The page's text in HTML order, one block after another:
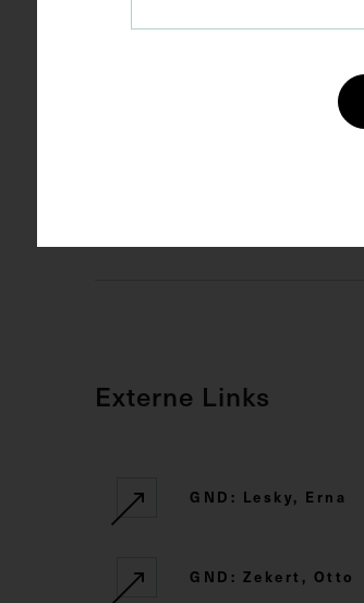
Maße
Externe Links
GND: Lesky, Erna
GND: Zekert, Otto